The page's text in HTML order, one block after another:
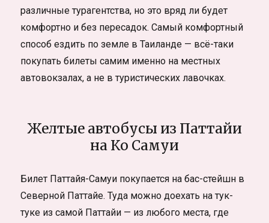
различные турагентства, но это вряд ли будет
комфортно и без пересадок. Самый комфортный
способ ездить по земле в Таиланде — всё-таки
покупать билеты самим именно на местных
автовокзалах, а не в туристических лавочках.
Желтые автобусы из Паттайи
на Ко Самуи
Билет Паттайя-Самуи покупается на бас-стейшн в
Северной Паттайе. Туда можно доехать на тук-
туке из самой Паттайи — из любого места, где